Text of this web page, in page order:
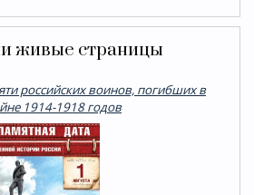
живые страницы
российских воинов, погибших в
1914-1918 годов